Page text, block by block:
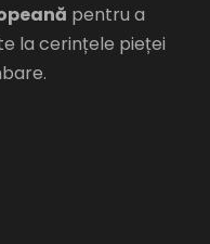
pentru a
la cerințele pieței